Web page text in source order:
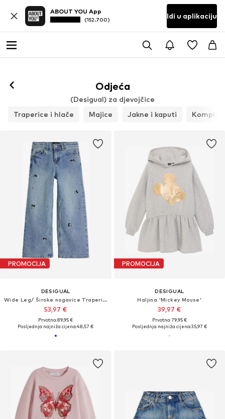
ABOUT YOU App
(152.700) Idi u aplikaciju
Odjeća
(Desigual) za djevojčice
Traperice i hlače
Majice Jakne i kaputi
PROMOCIJA
DESIGUAL
Wide Leg/ Široke nogavice Traperice
53,97 €
Prvotno: 89,95 €
Posljednja najniža cijena:48,57 €
PROMOCIJA
DESIGUAL
Haljina 'Mickey Mouse'
39,97 €
Prvotno: 79,95 €
Posljednja najniža cijena:35,97 €